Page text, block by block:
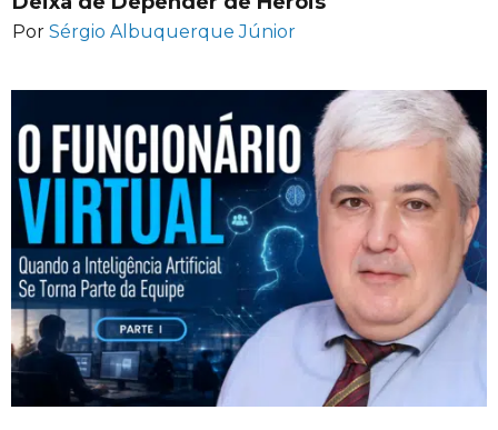
Por Sérgio Albuquerque Júnior